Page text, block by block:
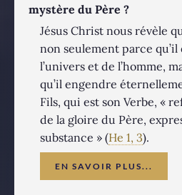
mystère du Père ?
Jésus Christ nous révèle
non seulement parce
l’univers et de l’homme,
qu’il engendre
Fils, qui est son Verbe, «
de la gloire du Père,
substance » (He 1, 3).
EN SAVOIR PLUS...